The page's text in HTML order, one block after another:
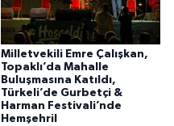
Milletvekili Emre Çalışkan,
Topaklı’da Mahalle
Buluşmasına Katıldı,
Türkeli’de Gurbetçi &
Harman Festivali’nde
Hemşehril